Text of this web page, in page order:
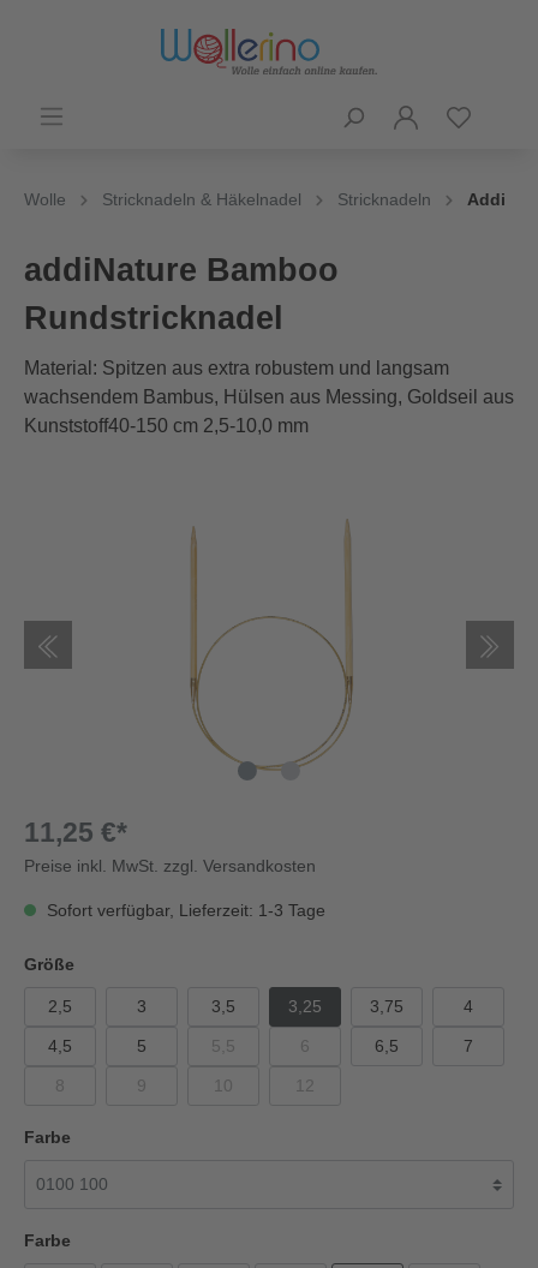
Wolle Stricknadeln & Häkelnadel Stricknadeln Addi
addiNature Bamboo
Rundstricknadel
Material: Spitzen aus extra robustem und langsam
wachsendem Bambus, Hülsen aus Messing, Goldseil aus
Kunststoff40-150 cm 2,5-10,0 mm
11,25 €*
Preise inkl. MwSt. zzgl. Versandkosten
Sofort verfügbar, Lieferzeit: 1-3 Tage
Größe
2,5 3 3,5 3,25 3,75 4
4,5 5 5,5 6 6,5 7
8 9 10 12
Farbe
Farbe